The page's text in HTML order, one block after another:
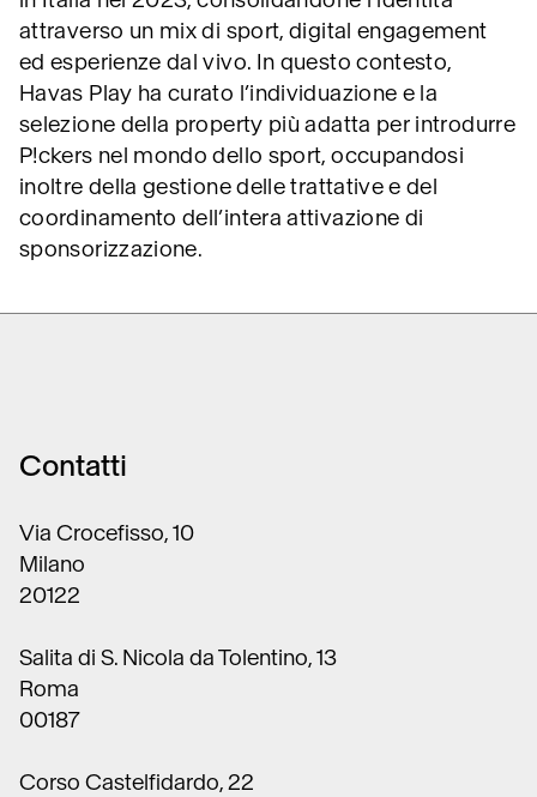
attraverso un mix di sport, digital engagement
ed esperienze dal vivo. In questo contesto,
Havas Play ha curato l’individuazione e la
selezione della property più adatta per introdurre
P!ckers nel mondo dello sport, occupandosi
inoltre della gestione delle trattative e del
coordinamento dell’intera attivazione di
sponsorizzazione.
Contatti
Via Crocefisso, 10
Milano
20122
Salita di S. Nicola da Tolentino, 13
Roma
00187
Corso Castelfidardo, 22